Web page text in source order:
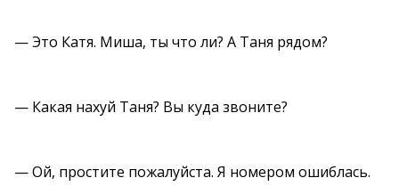
— Это Катя. Миша, ты что ли? А Таня рядом?
— Какая нахуй Таня? Вы куда звоните?
— Ой, простите пожалуйста. Я номером ошиблась.